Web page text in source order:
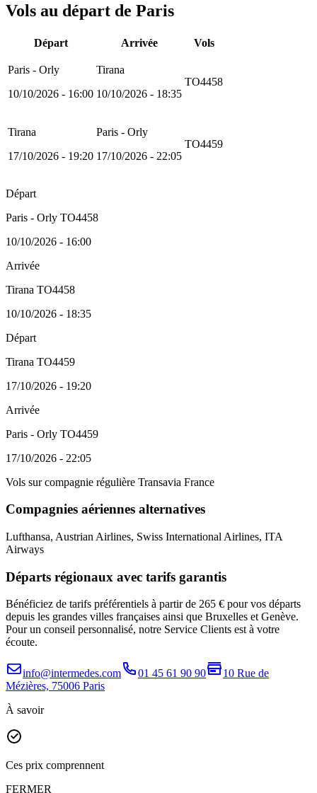
Vols au départ de Paris
Départ Arrivée Vols
Paris - Orly
10/10/2026 - 16:00
Tirana
10/10/2026 - 18:35
TO4458
Tirana
17/10/2026 - 19:20
Paris - Orly
17/10/2026 - 22:05
TO4459
Départ
Paris - Orly TO4458
10/10/2026 - 16:00
Arrivée
Tirana TO4458
10/10/2026 - 18:35
Départ
Tirana TO4459
17/10/2026 - 19:20
Arrivée
Paris - Orly TO4459
17/10/2026 - 22:05
Vols sur compagnie régulière Transavia France
Compagnies aériennes alternatives
Lufthansa, Austrian Airlines, Swiss International Airlines, ITA
Airways
Départs régionaux avec tarifs garantis
Bénéficiez de tarifs préférentiels à partir de 265 € pour vos départs
depuis les grandes villes françaises ainsi que Bruxelles et Genève.
Pour un conseil personnalisé, notre Service Clients est à votre
écoute.
info@intermedes.com 01 45 61 90 90
10 Rue de
Mézières, 75006 Paris
À savoir
Ces prix comprennent
FERMER